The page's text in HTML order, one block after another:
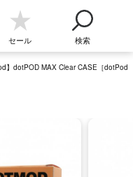
セール 検索
】dotPOD MAX Clear CASE［dotPod